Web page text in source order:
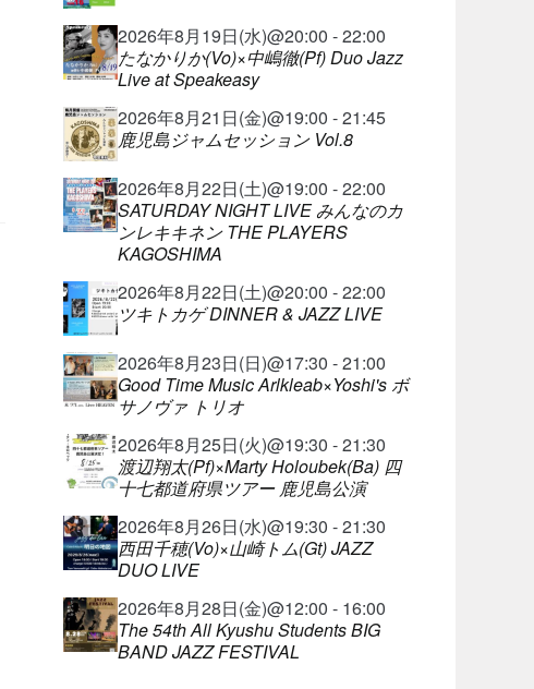
2026年8月19日(水)@20:00 - 22:00
たなかりか(Vo)×中嶋徹(Pf) Duo Jazz
Live at Speakeasy
2026年8月21日(金)@19:00 - 21:45
鹿児島ジャムセッション Vol.8
2026年8月22日(土)@19:00 - 22:00
SATURDAY NIGHT LIVE みんなのカ
ンレキキネン THE PLAYERS
KAGOSHIMA
2026年8月22日(土)@20:00 - 22:00
ツキトカゲ DINNER & JAZZ LIVE
2026年8月23日(日)@17:30 - 21:00
Good Time Music Arlkleab×Yoshi's ボ
サノヴァ トリオ
2026年8月25日(火)@19:30 - 21:30
渡辺翔太(Pf)×Marty Holoubek(Ba) 四
十七都道府県ツアー 鹿児島公演
2026年8月26日(水)@19:30 - 21:30
西田千穂(Vo)×山崎トム(Gt) JAZZ
DUO LIVE
2026年8月28日(金)@12:00 - 16:00
The 54th All Kyushu Students BIG
BAND JAZZ FESTIVAL